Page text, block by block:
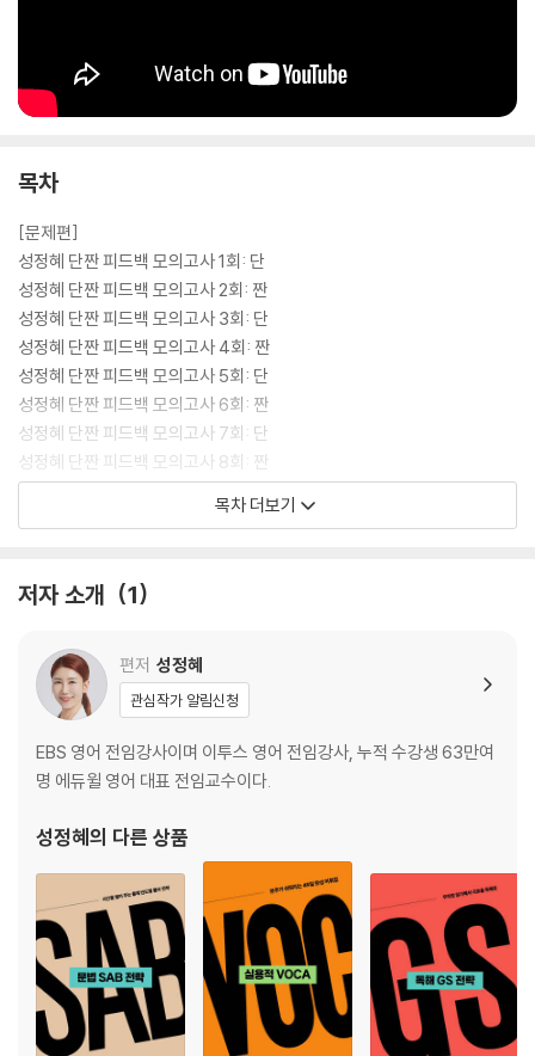
목차
[문제편]
성정혜 단짠 피드백 모의고사 1회: 단
성정혜 단짠 피드백 모의고사 2회: 짠
성정혜 단짠 피드백 모의고사 3회: 단
성정혜 단짠 피드백 모의고사 4회: 짠
성정혜 단짠 피드백 모의고사 5회: 단
성정혜 단짠 피드백 모의고사 6회: 짠
성정혜 단짠 피드백 모의고사 7회: 단
성정혜 단짠 피드백 모의고사 8회: 짠
성정혜 단짠 피드백 모의고사 해설 3회
성정혜 단짠 피드백 모의고사 해설 5회
성정혜 단짠 피드백 모의고사 해설 6회
성정혜 단짠 피드백 모의고사 해설 7회
성정혜 단짠 피드백 모의고사 해설 8회
목차 더보기
저자 소개 1
편저 성정혜
관심작가 알림신청
EBS 영어 전임강사이며 이투스 영어 전임강사, 누적 수강생 63만여
명 에듀윌 영어 대표 전임교수이다.
성정혜의 다른 상품